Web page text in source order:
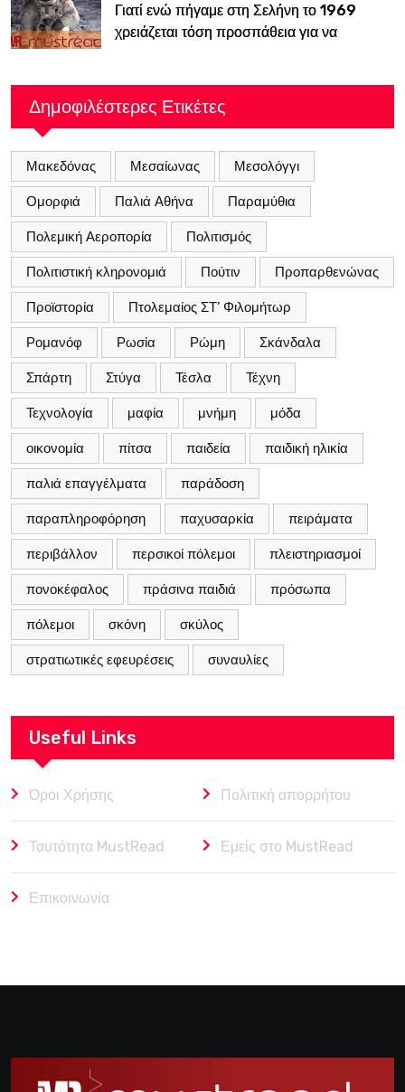
Γιατί ενώ πήγαμε στη Σελήνη το 1969
χρειάζεται τόση προσπάθεια για να
Δημοφιλέστερες Ετικέτες
Μακεδόνας Μεσαίωνας Μεσολόγγι
Ομορφιά Παλιά Αθήνα Παραμύθια
Πολεμική Αεροπορία Πολιτισμός
Πολιτιστική κληρονομιά Πούτιν Προπαρθενώνας
Προϊστορία Πτολεμαίος ΣΤ’ Φιλομήτωρ
Ρομανόφ Ρωσία Ρώμη Σκάνδαλα
Σπάρτη Στύγα Τέσλα Τέχνη
Τεχνολογία μαφία μνήμη μόδα
οικονομία πίτσα παιδεία παιδική ηλικία
παλιά επαγγέλματα παράδοση
παραπληροφόρηση παχυσαρκία πειράματα
περιβάλλον περσικοί πόλεμοι πλειστηριασμοί
πονοκέφαλος πράσινα παιδιά πρόσωπα
πόλεμοι σκόνη σκύλος
στρατιωτικές εφευρέσεις συναυλίες
Useful Links
Όροι Χρήσης Πολιτική απορρήτου
Ταυτότητα MustRead Εμείς στο MustRead
Επικοινωνία